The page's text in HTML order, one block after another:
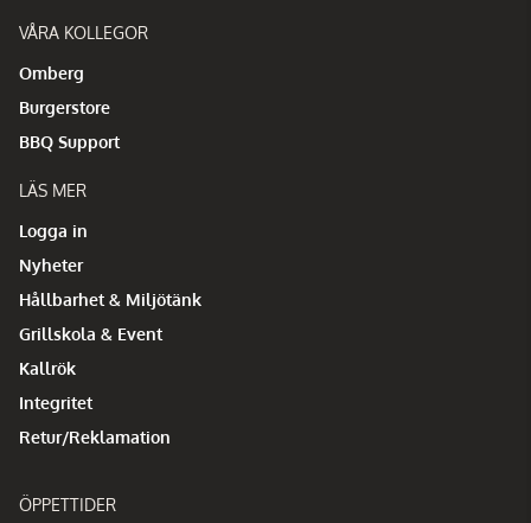
VÅRA KOLLEGOR
Omberg
Burgerstore
BBQ Support
LÄS MER
Logga in
Nyheter
Hållbarhet & Miljötänk
Grillskola & Event
Kallrök
Integritet
Retur/Reklamation
ÖPPETTIDER